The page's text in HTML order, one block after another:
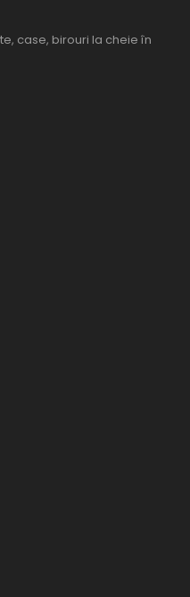
case, birouri la cheie în